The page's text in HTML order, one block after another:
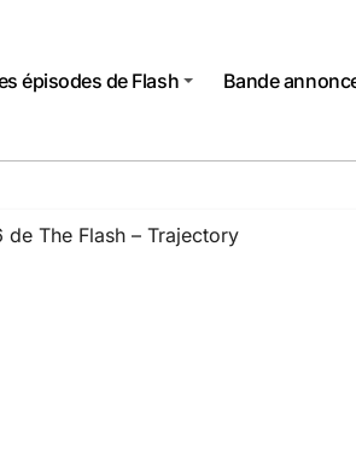
épisodes de Flash Bande
The Flash – Trajectory